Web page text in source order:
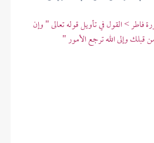
فاطر > القول في تأويل قوله تعالى " وإن
وإلى الله ترجع الأمور "